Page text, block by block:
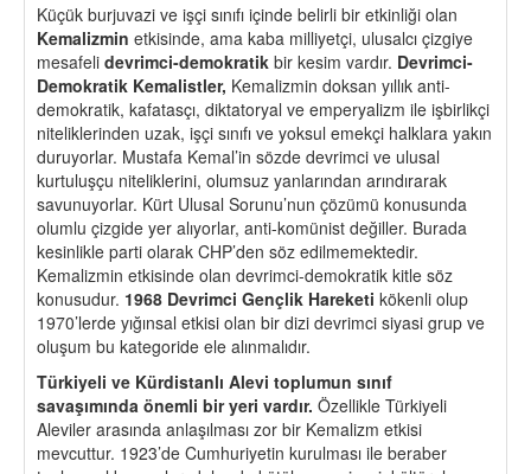
Küçük burjuvazi ve işçi sınıfı içinde belirli bir etkinliği olan
Kemalizmin etkisinde, ama kaba milliyetçi, ulusalcı çizgiye
mesafeli devrimci-demokratik bir kesim vardır. Devrimci-
Demokratik Kemalistler, Kemalizmin doksan yıllık anti-
demokratik, kafatasçı, diktatoryal ve emperyalizm ile işbirlikçi
niteliklerinden uzak, işçi sınıfı ve yoksul emekçi halklara yakın
duruyorlar. Mustafa Kemal’in sözde devrimci ve ulusal
kurtuluşçu niteliklerini, olumsuz yanlarından arındırarak
savunuyorlar. Kürt Ulusal Sorunu’nun çözümü konusunda
olumlu çizgide yer alıyorlar, anti-komünist değiller. Burada
kesinlikle parti olarak CHP’den söz edilmemektedir.
Kemalizmin etkisinde olan devrimci-demokratik kitle söz
konusudur. 1968 Devrimci Gençlik Hareketi kökenli olup
1970’lerde yığınsal etkisi olan bir dizi devrimci siyasi grup ve
oluşum bu kategoride ele alınmalıdır.
Türkiyeli ve Kürdistanlı Alevi toplumun sınıf
savaşımında önemli bir yeri vardır. Özellikle Türkiyeli
Aleviler arasında anlaşılması zor bir Kemalizm etkisi
mevcuttur. 1923’de Cumhuriyetin kurulması ile beraber